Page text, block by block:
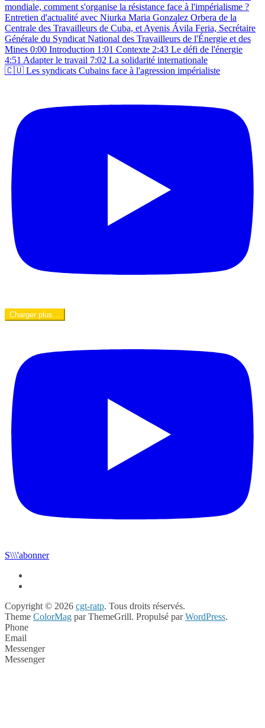
🇨🇺 Les syndicats Cubains face à l'agression impérialiste
Charger plus…
S\\\'abonner
Copyright © 2026 cgt-ratp. Tous droits réservés.
Theme ColorMag par ThemeGrill. Propulsé parWordPress.
Phone
Email
Messenger
Messenger